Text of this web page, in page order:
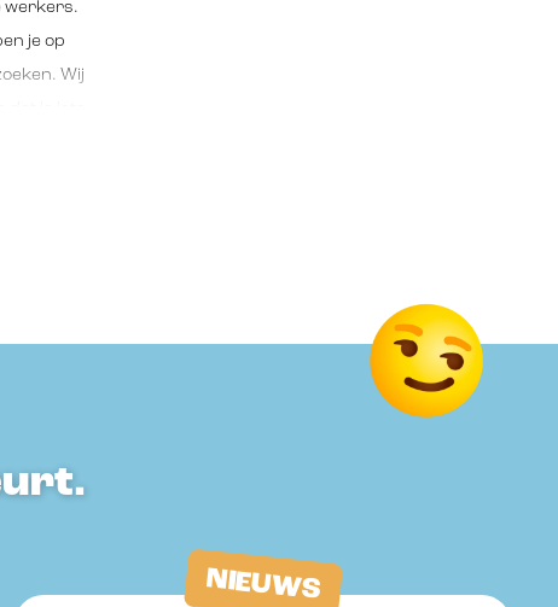
werkers.
je op
Wij
thuis.
NIEUWS